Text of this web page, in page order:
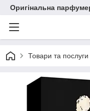
Оригінальна
Товари та послуги